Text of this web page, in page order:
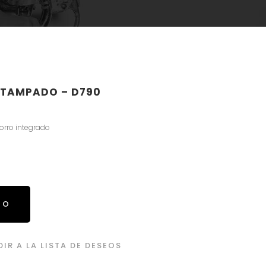
– D790
integrado
A LA LISTA DE DESEOS